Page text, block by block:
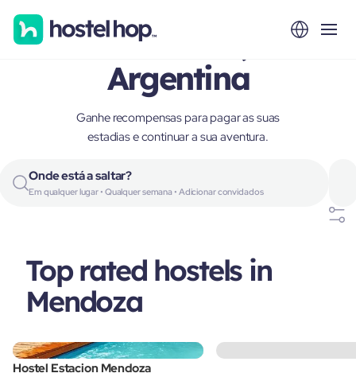
Mendoza,
Argentina
Ganhe recompensas para pagar as suas
estadias e continuar a sua aventura.
Onde está a saltar?
Em qualquer lugar • Qualquer semana • Adicionar convidados
Top rated hostels in
Mendoza
Hostel Estacion Mendoza